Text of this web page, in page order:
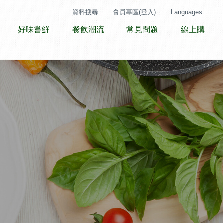
好味嘗鮮 餐飲潮流 常見問題 線上購
資料搜尋 會員專區(登入) Languages